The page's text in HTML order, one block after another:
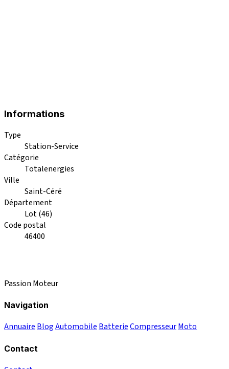
Informations
Type
Station-Service
Catégorie
Totalenergies
Ville
Saint-Céré
Département
Lot (46)
Code postal
46400
Passion Moteur
Navigation
Annuaire BlogAutomobile BatterieCompresseurMoto
Contact